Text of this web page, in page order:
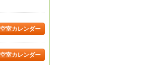
空室カレンダー
空室カレンダー